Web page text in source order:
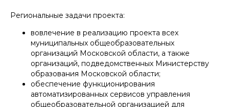
Региональные задачи проекта:
вовлечение в реализацию проекта всех
муниципальных общеобразовательных
организаций Московской области, а также
организаций, подведомственных Министерству
образования Московской области;
обеспечение функционирования
автоматизированных сервисов управления
общеобразовательной организацией для